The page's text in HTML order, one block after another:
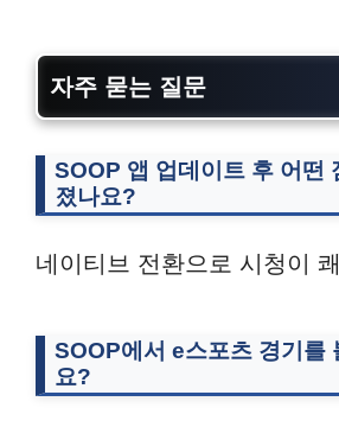
자주 묻는 질문
SOOP 앱 업데이트 후 어떤
졌나요?
네이티브 전환으로 시청이
SOOP에서 e스포츠 경기를
요?